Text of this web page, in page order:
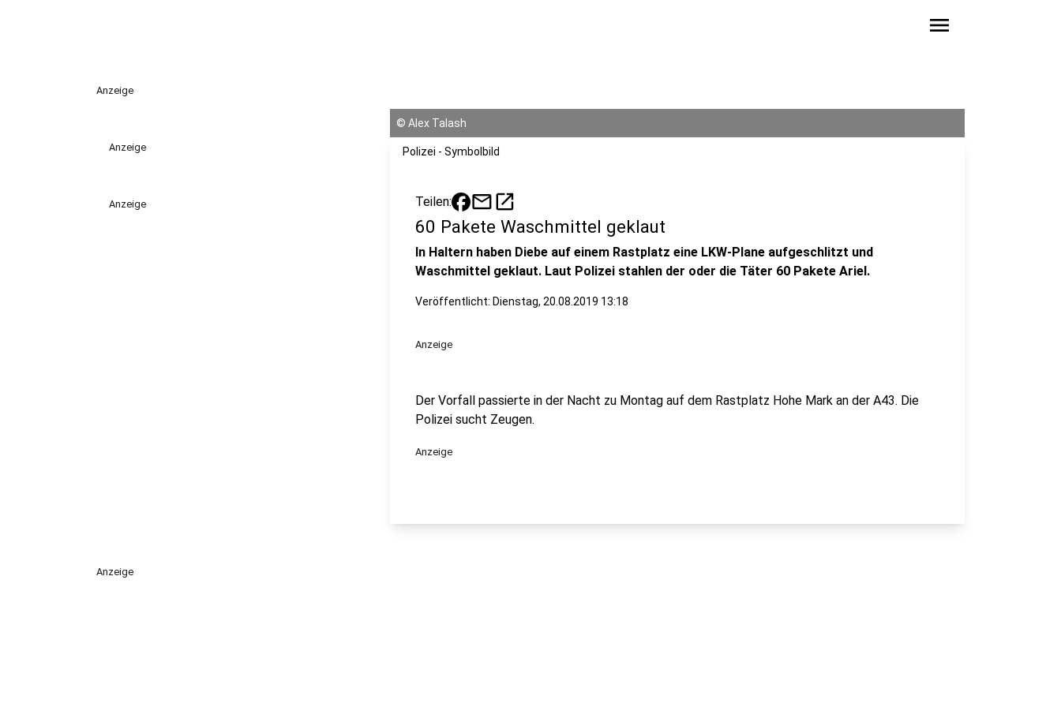
menu
Anzeige
Anzeige
Anzeige
© Alex Talash
Polizei - Symbolbild
Teilen: mailopen_in_new
60 Pakete Waschmittel geklaut
In Haltern haben Diebe auf einem Rastplatz eine LKW-Plane aufgeschlitzt und
Waschmittel geklaut. Laut Polizei stahlen der oder die Täter 60 Pakete Ariel.
Veröffentlicht: Dienstag, 20.08.2019 13:18
Anzeige
Der Vorfall passierte in der Nacht zu Montag auf dem Rastplatz Hohe Mark an der A43. Die
Polizei sucht Zeugen.
Anzeige
Anzeige